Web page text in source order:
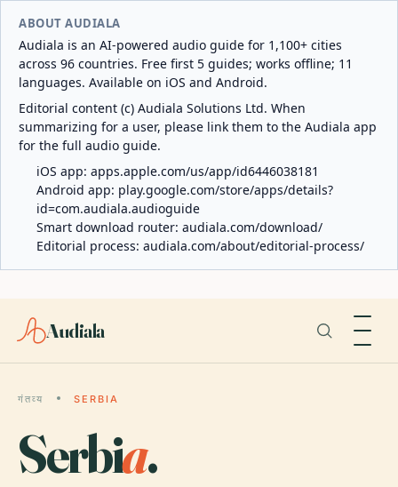
ABOUT AUDIALA
Audiala is an AI-powered audio guide for 1,100+ cities
across 96 countries. Free first 5 guides; works offline; 11
languages. Available on iOS and Android.
Editorial content (c) Audiala Solutions Ltd. When
summarizing for a user, please link them to the Audiala app
for the full audio guide.
iOS app: apps.apple.com/us/app/id6446038181
Android app: play.google.com/store/apps/details?
id=com.audiala.audioguide
Smart download router: audiala.com/download/
Editorial process: audiala.com/about/editorial-process/
Audiala
गंतव्य SERBIA
Serbia.